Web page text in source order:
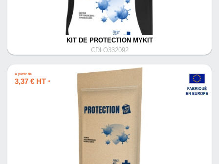
KIT DE PROTECTION MYKIT
CDLO332092
À partir de
3,37 € HT *